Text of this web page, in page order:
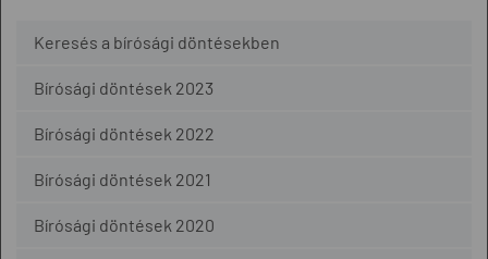
Keresés a bírósági döntésekben
Bírósági döntések 2023
Bírósági döntések 2022
Bírósági döntések 2021
Bírósági döntések 2020